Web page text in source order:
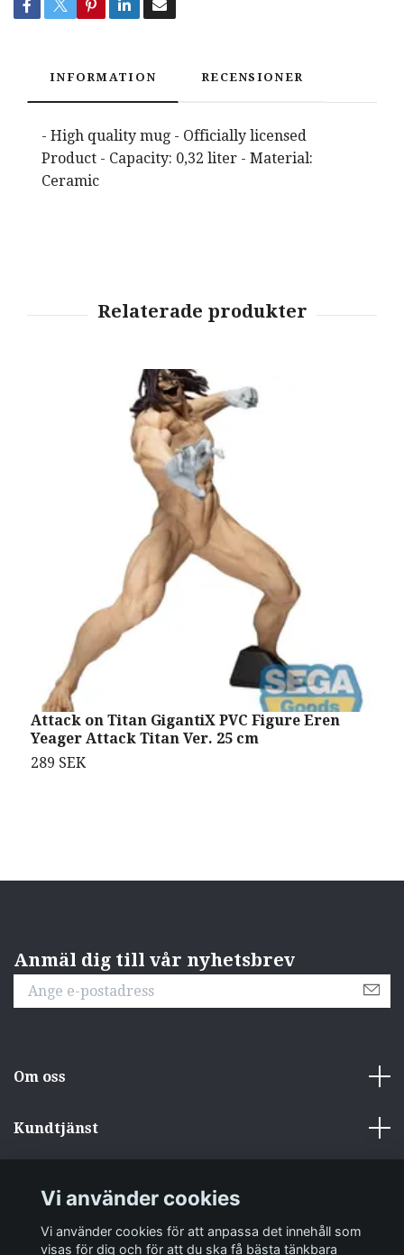
INFORMATION RECENSIONER
- High quality mug - Officially licensed
Product - Capacity: 0,32 liter - Material:
Ceramic
Attack on Titan GigantiX PVC Figure Eren
Yeager Attack Titan Ver. 25 cm
289 SEK
Anmäl dig till vår nyhetsbrev
Om oss
Kundtjänst
Sociala medier
Vi använder cookies
Vi använder cookies för att anpassa det innehåll som
visas för dig och för att du ska få bästa tänkbara